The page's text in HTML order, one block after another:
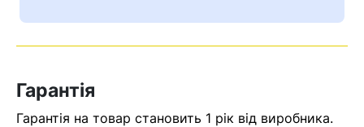
Помилка:
знайдена.
Оператор зв’яжеться з вами
найближчим часом
Гарантія
Гарантія на товар становить 1 рік від виробника.